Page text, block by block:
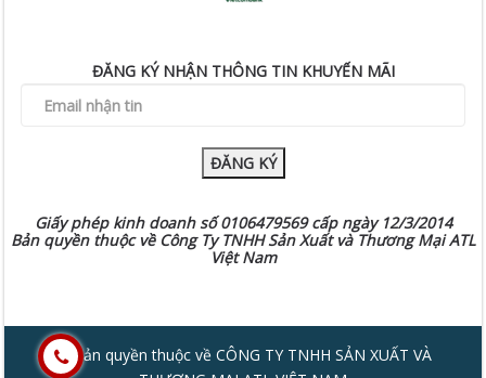
ĐĂNG KÝ NHẬN THÔNG TIN KHUYẾN MÃI
ĐĂNG KÝ
Giấy phép kinh doanh số 0106479569 cấp ngày 12/3/2014
Bản quyền thuộc về Công Ty TNHH Sản Xuất và Thương Mại ATL
Việt Nam
© Bản quyền thuộc về CÔNG TY TNHH SẢN XUẤT VÀ